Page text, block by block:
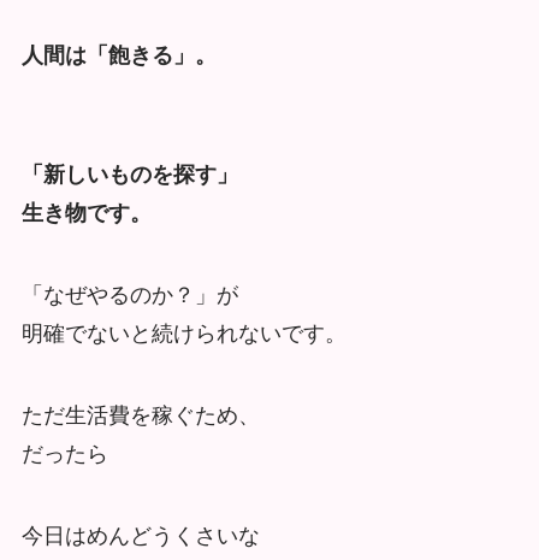
人間は「飽きる」。
「新しいものを探す」
生き物です。
「なぜやるのか？」が
明確でないと続けられないです。
ただ生活費を稼ぐため、
だったら
今日はめんどうくさいな